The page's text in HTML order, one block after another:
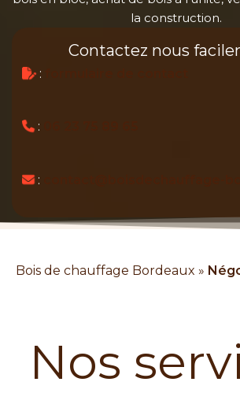
la construction.
Contactez nous
:
:
:
Bois de chauffage Bordeaux »
Nos